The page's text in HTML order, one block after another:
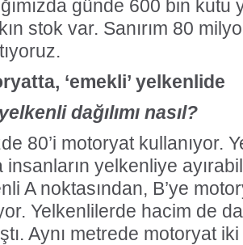
günde 600 bin kutu
stok var. Sanırım 80
‘emekli’ yelkenlide
dağılımı nasıl?
80’i motoryat kullanıyor.
insanların yelkenliye
A noktasından, B’ye
Yelkenlilerde hacim de
Aynı metrede motoryat